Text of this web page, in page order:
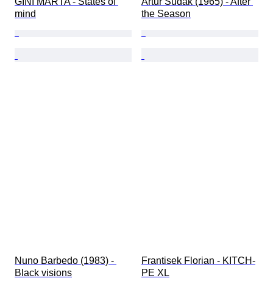
mind
the Season
Nuno Barbedo (1983) -
Black visions
Frantisek Florian - KITCH-
PE XL